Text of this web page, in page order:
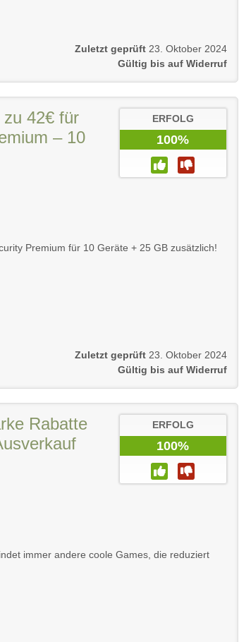
Zuletzt geprüft 23. Oktober 2024
Gültig bis auf Widerruf
42€ für
– 10
ERFOLG
100%
Premium für 10 Geräte + 25 GB zusätzlich!
Zuletzt geprüft 23. Oktober 2024
Gültig bis auf Widerruf
Rabatte
ERFOLG
100%
immer andere coole Games, die reduziert